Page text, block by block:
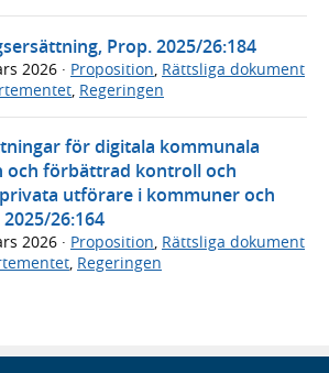
Prop. 2025/26:184
2026 · Proposition Rättsliga dokument
Regeringen
för digitala kommunala
och förbättrad kontroll och
utförare i kommuner och
26:164
2026 · Proposition, Rättsliga dokument
, Regeringen